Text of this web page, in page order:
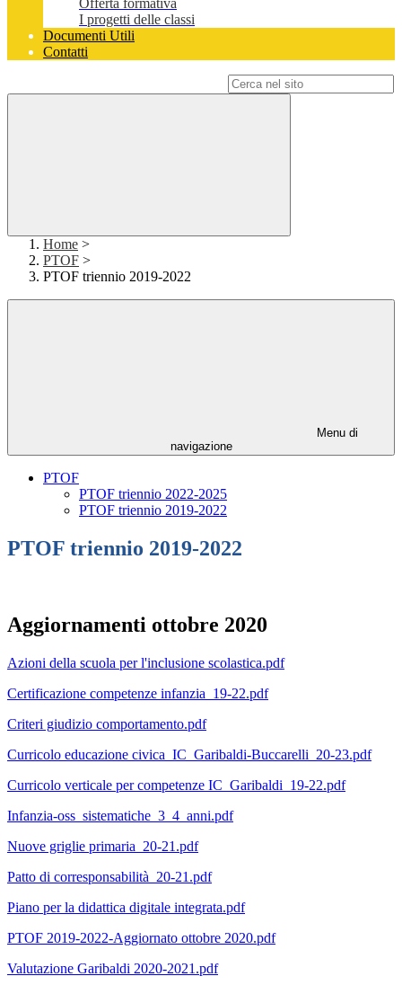
Offerta formativa
I progetti delle classi
Documenti Utili
Contatti
Home >
PTOF >
PTOF triennio 2019-2022
Menu di
navigazione
PTOF
PTOF triennio 2022-2025
PTOF triennio 2019-2022
PTOF triennio 2019-2022
Aggiornamenti ottobre 2020
Azioni della scuola per l'inclusione scolastica.pdf
Certificazione competenze infanzia_19-22.pdf
Criteri giudizio comportamento.pdf
Curricolo educazione civica_IC_Garibaldi-Buccarelli_20-23.pdf
Curricolo verticale per competenze IC_Garibaldi_19-22.pdf
Infanzia-oss_sistematiche_3_4_anni.pdf
Nuove griglie primaria_20-21.pdf
Patto di corresponsabilità_20-21.pdf
Piano per la didattica digitale integrata.pdf
PTOF 2019-2022-Aggiornato ottobre 2020.pdf
Valutazione Garibaldi 2020-2021.pdf